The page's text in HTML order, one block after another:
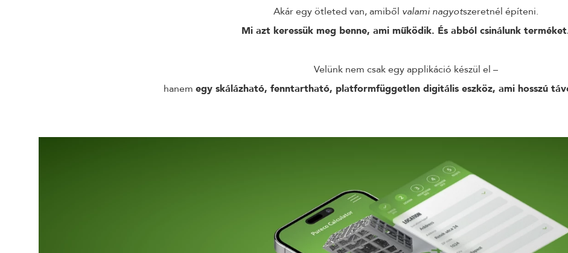
Akár egy ötleted van, amiből valami nagyotszeretnél építeni.
Mi azt keressük meg benne, ami működik. És abból csinálunk
Velünk nem csak egy applikáció készül el –
hanem egy skálázható, fenntartható, platformfüggetlen digitális eszköz, ami hosszú